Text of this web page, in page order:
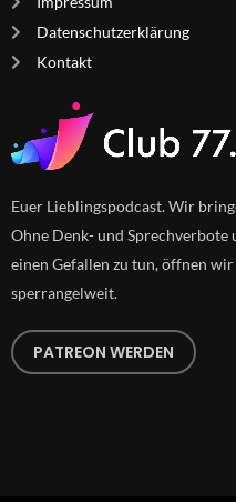
Datenschutzerklärung
Kontakt
Euer Lieblingspodcast. Wir
Ohne Denk- und
einen Gefallen zu tun, öffnen
sperrangelweit.
PATREON WERDEN